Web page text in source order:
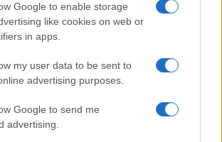
Google to enable storage
like cookies on web or
in apps.
my user data to be sent to
advertising purposes.
Google to send me
advertising.